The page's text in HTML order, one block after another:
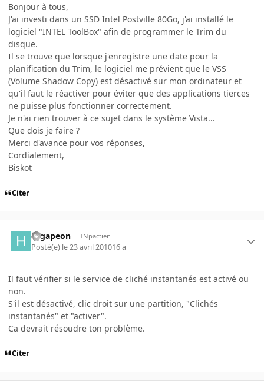
Bonjour à tous,
J'ai investi dans un SSD Intel Postville 80Go, j'ai installé le
logiciel "INTEL ToolBox" afin de programmer le Trim du
disque.
Il se trouve que lorsque j'enregistre une date pour la
planification du Trim, le logiciel me prévient que le VSS
(Volume Shadow Copy) est désactivé sur mon ordinateur et
qu'il faut le réactiver pour éviter que des applications tierces
ne puisse plus fonctionner correctement.
Je n'ai rien trouver à ce sujet dans le système Vista...
Que dois je faire ?
Merci d'avance pour vos réponses,
Cordialement,
Biskot
Citer
Higapeon INpactien
Posté(e) le 23 avril 201016 a
Il faut vérifier si le service de cliché instantanés est activé ou
non.
S'il est désactivé, clic droit sur une partition, "Clichés
instantanés" et "activer".
Ca devrait résoudre ton problème.
Citer